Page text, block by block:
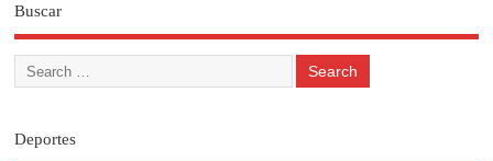
Buscar
Deportes